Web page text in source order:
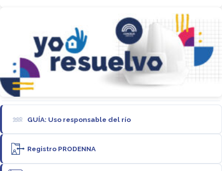
GUÍA: Uso responsable del río
Registro PRODENNA